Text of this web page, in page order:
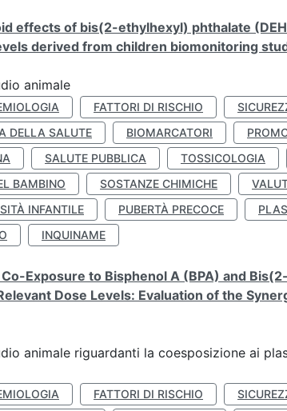
effects of bis(2-ethylhexyl) phthalate
derived from children biomonitoring
animale
FATTORI DI RISCHIO
DELLA SALUTE BIOMARCATORI
SALUTE PUBBLICA TOSSICOLOGIA
BAMBINO SOSTANZE CHIMICHE
INFANTILE PUBERTÀ PRECOCE
INQUINAME
Exposure to Bisphenol A (BPA) and
Dose Levels: Evaluation of the
animale riguardanti la coesposizione ai
FATTORI DI RISCHIO